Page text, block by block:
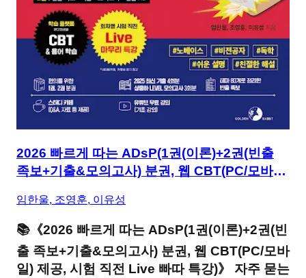
2026 빠르게 따는 ADsP(1권(이론)+2권(빈출
족보+기출&모의고사) 분권, 웹 CBT(PC/모바
임한울, 조영훈, 이유성
📚 《2026 빠르게 따는 ADsP(1권(이론)+2권(빈
출 족보+기출&모의고사) 분권, 웹 CBT(PC/모바
일) 제공, 시험 직전 Live 빠따 특강)》 자주 묻는